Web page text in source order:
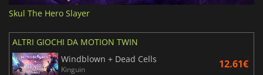
Skul The Hero Slayer
ALTRI GIOCHI DA MOTION TWIN
Windblown + Dead Cells
Kinguin 12.61€